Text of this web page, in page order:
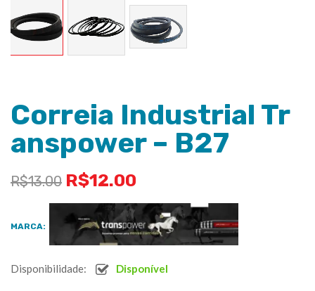
Correia Industrial Tr
anspower – B27
R$13.00 R$12.00
MARCA:
Disponibilidade: Disponível